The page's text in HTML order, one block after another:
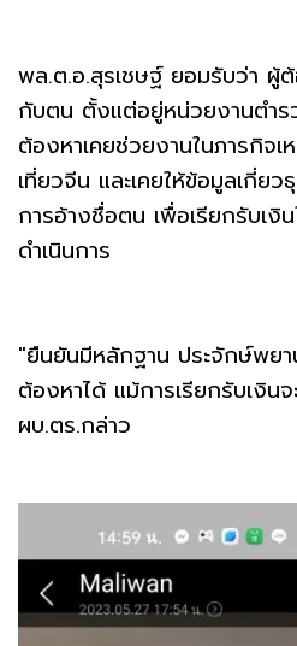
พล.ต.อ.สุรเชษฐ์ ยอมรับว่า ผู้
กับตน ตั้งแต่อยู่หน่วยงานตำร
ต้องหาเคยช่วยงานในภารกิจ
เที่ยวจีน และเคยให้ข้อมูลเกี่ย
การอ้างชื่อตน เพื่อเรียกรับเ
ดำเนินการ
"ยืนยันมีหลักฐาน ประจักษ์พย
ต้องหาได้ แม้การเรียกรับเงิน
ผบ.ตร.กล่าว